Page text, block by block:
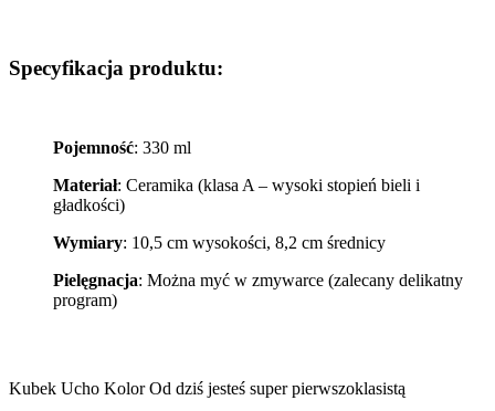
Specyfikacja produktu:
Pojemność: 330 ml
Materiał: Ceramika (klasa A – wysoki stopień bieli i
gładkości)
Wymiary: 10,5 cm wysokości, 8,2 cm średnicy
Pielęgnacja: Można myć w zmywarce (zalecany delikatny
program)
Kubek Ucho Kolor Od dziś jesteś super pierwszoklasistą